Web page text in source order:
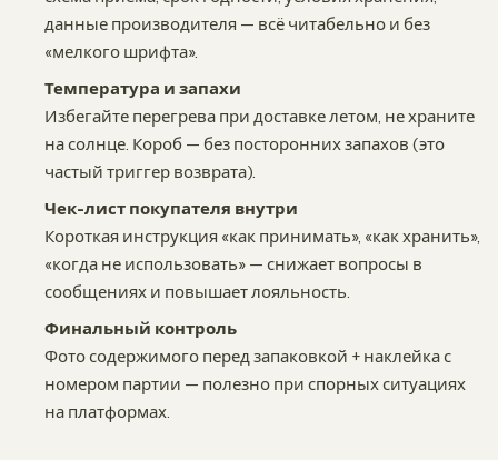
данные производителя — всё читабельно и без
«мелкого шрифта».
Температура и запахи
Избегайте перегрева при доставке летом, не храните
на солнце. Короб — без посторонних запахов (это
частый триггер возврата).
Чек-лист покупателя внутри
Короткая инструкция «как принимать», «как хранить»,
«когда не использовать» — снижает вопросы в
сообщениях и повышает лояльность.
Финальный контроль
Фото содержимого перед запаковкой + наклейка с
номером партии — полезно при спорных ситуациях
на платформах.